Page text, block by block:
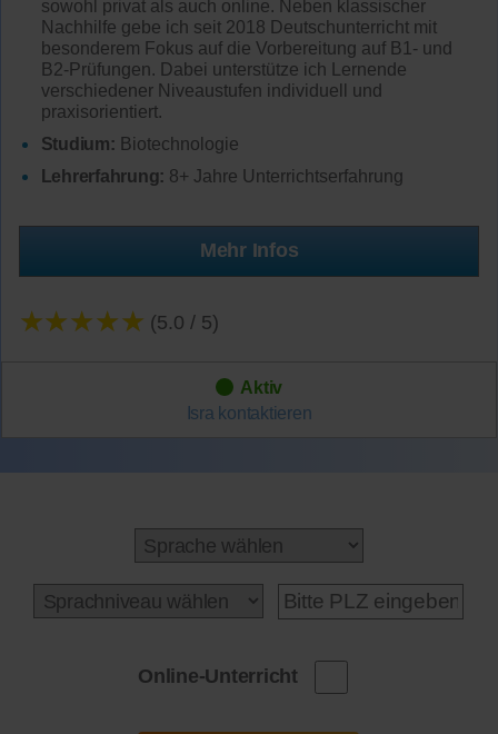
sowohl privat als auch online. Neben klassischer
Nachhilfe gebe ich seit 2018 Deutschunterricht mit
besonderem Fokus auf die Vorbereitung auf B1- und
B2-Prüfungen. Dabei unterstütze ich Lernende
verschiedener Niveaustufen individuell und
praxisorientiert.
Studium: Biotechnologie
Lehrerfahrung: 8+ Jahre Unterrichtserfahrung
Mehr Infos
★★★★★ (5.0 / 5)
Aktiv
Isra kontaktieren
Online-Unterricht